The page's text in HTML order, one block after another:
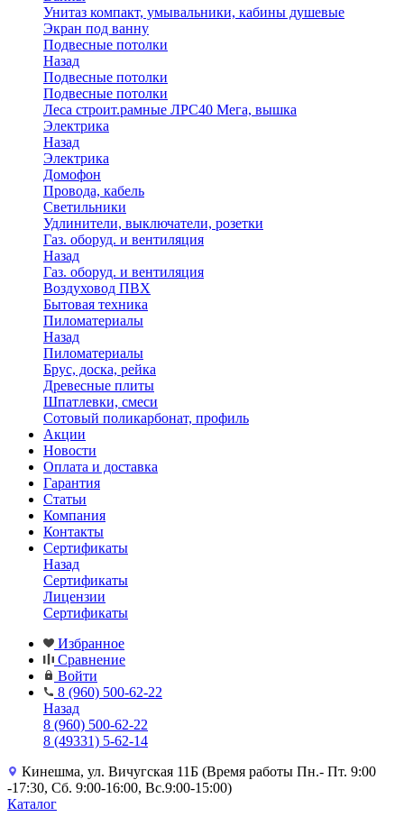
Унитаз компакт, умывальники, кабины душевые
Экран под ванну
Подвесные потолки
Назад
Подвесные потолки
Подвесные потолки
Леса строит.рамные ЛРС40 Мега, вышка
Электрика
Назад
Электрика
Домофон
Провода, кабель
Светильники
Удлинители, выключатели, розетки
Газ. оборуд. и вентиляция
Назад
Газ. оборуд. и вентиляция
Воздуховод ПВХ
Бытовая техника
Пиломатериалы
Назад
Пиломатериалы
Брус, доска, рейка
Древесные плиты
Шпатлевки, смеси
Сотовый поликарбонат, профиль
Акции
Новости
Оплата и доставка
Гарантия
Статьи
Компания
Контакты
Сертификаты
Назад
Сертификаты
Лицензии
Сертификаты
Избранное
Сравнение
Войти
8 (960) 500-62-22
Назад
8 (960) 500-62-22
8 (49331) 5-62-14
Кинешма, ул. Вичугская 11Б (Время работы Пн.- Пт. 9:00
-17:30, Сб. 9:00-16:00, Вс.9:00-15:00)
Каталог